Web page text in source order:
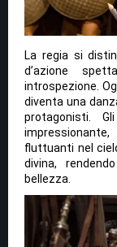
La regia si
d’azione
introspezione.
diventa una
protagonisti.
fluttuanti nel
divina,
bellezza.